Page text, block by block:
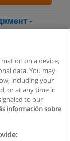
-
on a device,
data. You may
including your
or at any time in
to our
información sobre